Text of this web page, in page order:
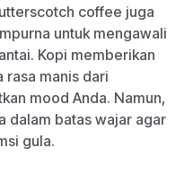
coffee juga
untuk mengawali
Kopi memberikan
rasa manis dari
mood Anda. Namun,
dalam batas wajar agar
gula.